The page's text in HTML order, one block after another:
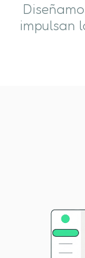
impulsan